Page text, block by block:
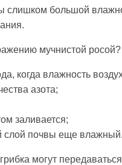
большой
мучнистой росой?
когда влажность
азота;
заливается;
слой почвы еще влажный.
могут